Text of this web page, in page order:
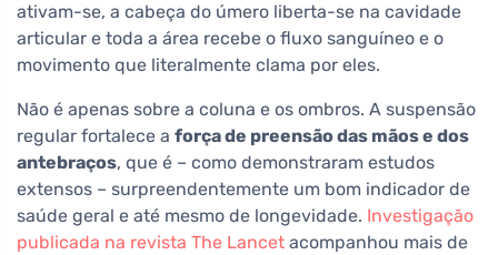
ativam-se, a cabeça do úmero liberta-se na cavidade
articular e toda a área recebe o fluxo sanguíneo e o
movimento que literalmente clama por eles.
Não é apenas sobre a coluna e os ombros. A suspensão
regular fortalece a força de preensão das mãos e dos
antebraços, que é – como demonstraram estudos
extensos – surpreendentemente um bom indicador de
saúde geral e até mesmo de longevidade. Investigação
publicada na revista The Lancet acompanhou mais de